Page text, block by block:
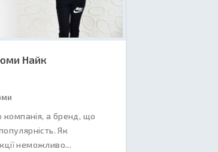
Найк
компанія, а бренд, що
Як
неможливо...